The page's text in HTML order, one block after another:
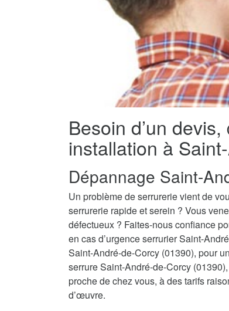
Besoin d’un
installation à
Dépannage Saint-
Un problème de serrurerie vient de
serrurerie rapide et serein ? Vous
défectueux ? Faites-nous confiance
en cas d’urgence serrurier Saint-
Saint-André-de-Corcy (01390), pour
serrure Saint-André-de-Corcy
proche de chez vous, à des tarifs
d’œuvre.